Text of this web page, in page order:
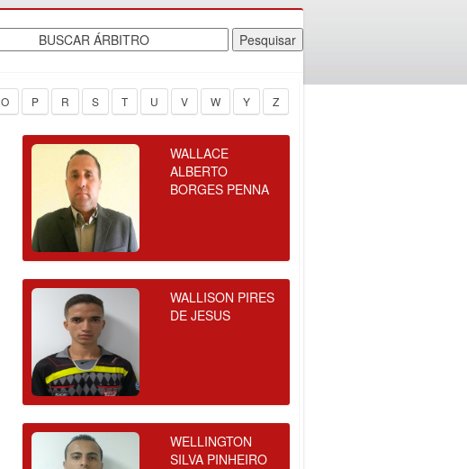
O P R S T U V W Y Z
WALLACE
ALBERTO
BORGES PENNA
WALLISON PIRES
DE JESUS
WELLINGTON
SILVA PINHEIRO